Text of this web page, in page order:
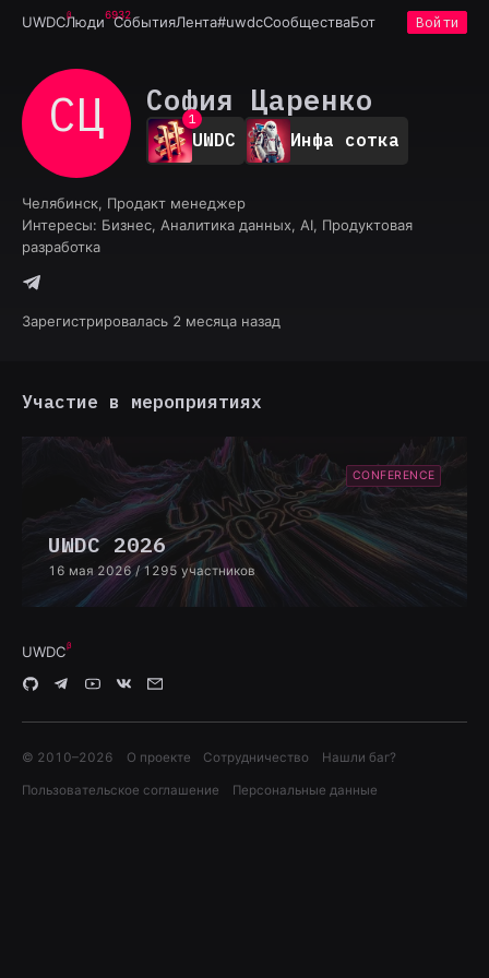
UWDCЛюди6932
СобытияЛента#uwdcСообществаБот Войти
СЦ София Царенко
0
1
2
3
5
6
UWDC Инфа сотка
Челябинск, Продакт менеджер
Интересы: Бизнес, Аналитика данных, AI, Продуктовая
разработка
Зарегистрировалась 2 месяца назад
Участие в мероприятиях
CONFERENCE
UWDC 2026
16 мая 2026 / 1295 участников
UWDC
© 2010–2026 О проекте Сотрудничество Нашли баг?
Пользовательское соглашение Персональные данные